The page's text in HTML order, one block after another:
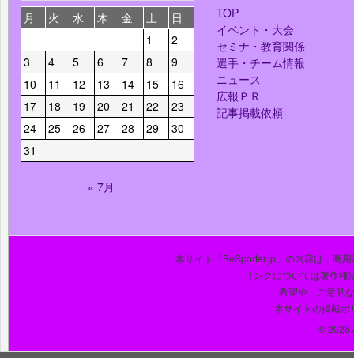
月
火 水 木 金 土
日
1
2
3
4 5 6 7 8
9
10
11 12 13 14 15
16
17
18 19 20 21 22
23
24
25 26 27 28 29
30
31
« 7月
TOP
イベント・大会
セミナ・教育関係
選手・チーム情報
ニュース
広報ＰＲ
記事掲載依頼
本サイト「BeSporter.jp」の内容は、商
リンクについては著作権
希望や、ご意見
本サイトの掲載ポ
© 2026